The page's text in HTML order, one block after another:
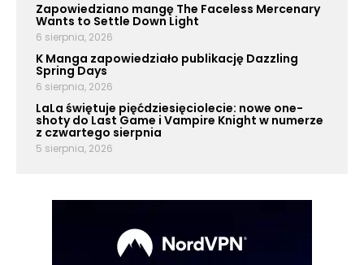
Zapowiedziano mangę The Faceless Mercenary
Wants to Settle Down Light
6 sierpnia, 2026
K Manga zapowiedziało publikację Dazzling
Spring Days
6 sierpnia, 2026
LaLa świętuje pięćdziesięciolecie: nowe one-
shoty do Last Game i Vampire Knight w numerze
z czwartego sierpnia
5 sierpnia, 2026